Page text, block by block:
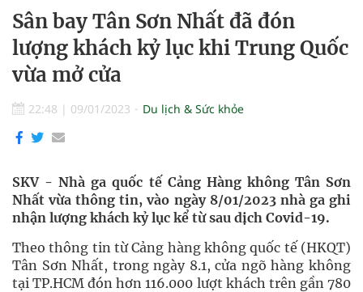
Sân bay Tân Sơn Nhất đã đón
lượng khách kỷ lục khi Trung Quốc
vừa mở cửa
22:48 | 09/01/2023 Du lịch & Sức khỏe
SKV - Nhà ga quốc tế Cảng Hàng không Tân Sơn
Nhất vừa thông tin, vào ngày 8/01/2023 nhà ga ghi
nhận lượng khách kỷ lục kể từ sau dịch Covid-19.
Theo thông tin từ Cảng hàng không quốc tế (HKQT)
Tân Sơn Nhất, trong ngày 8.1, cửa ngõ hàng không
tại TP.HCM đón hơn 116.000 lượt khách trên gần 780